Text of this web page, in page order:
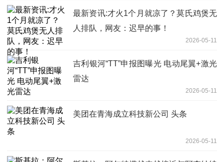
最新资讯:才火1个月就凉了？莫氏鸡煲无
人排队，网友：迟早的事！
2026-05-11
吉利银河“TT”申报图曝光 电动尾翼+激光
雷达
2026-05-11
美团在青海成立科技新公司 头条
2026-05-11